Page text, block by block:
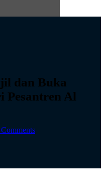
dan Buka
Pesantren Al